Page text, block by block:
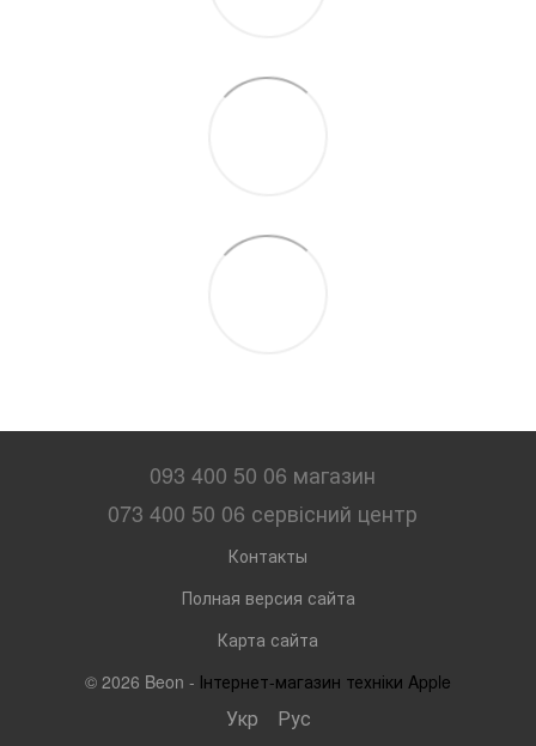
093 400 50 06 магазин
073 400 50 06 сервісний центр
Контакты
Полная версия сайта
Карта сайта
© 2026 Beon - Інтернет-магазин техніки Apple
Укр Рус